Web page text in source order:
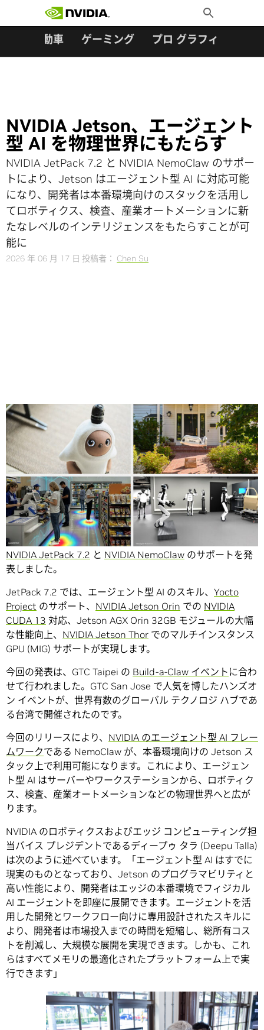
Toggle
Search
自動車 ゲーミング プロ グラフィックス
NVIDIA Jetson、エージェント
型 AI を物理世界にもたらす
NVIDIA JetPack 7.2 と NVIDIA NemoClaw のサポー
トにより、Jetson はエージェント型 AI に対応可能
になり、開発者は本番環境向けのスタックを活用し
てロボティクス、検査、産業オートメーションに新
たなレベルのインテリジェンスをもたらすことが可
能に
2026 年 06 月 17 日 投稿者： Chen Su
Share
エージェント型 AI が物理世界へと広がり始めています。
NVIDIA はCOMPUTEX において、NVIDIA Jetson
NVIDIA JetPack 7.2 と NVIDIA NemoClaw のサポートを発
表しました。
JetPack 7.2 では、エージェント型 AI のスキル、 Yocto
Project のサポート、 NVIDIA Jetson Orin での NVIDIA
CUDA 13 対応、Jetson AGX Orin 32GB モジュールの大幅
な性能向上、 NVIDIA Jetson Thor でのマルチインスタンス
GPU (MIG) サポートが実現します。
今回の発表は、GTC Taipei の Build-a-Claw イベント に合わ
せて行われました。GTC San Jose で人気を博したハンズオ
ン イベントが、世界有数のグローバル テクノロジ ハブであ
る台湾で開催されたのです。
今回のリリースにより、 NVIDIA のエージェント型 AI フレー
ムワークである NemoClaw が、本番環境向けの Jetson ス
タック上で利用可能になります。これにより、エージェン
ト型 AI はサーバーやワークステーションから、ロボティク
ス、検査、産業オートメーションなどの物理世界へと広が
ります。
NVIDIA のロボティクスおよびエッジ コンピューティング担
当バイス プレジデントであるディープゥ タラ (Deepu Talla)
は次のように述べています。「エージェント型 AI はすでに
現実のものとなっており、Jetson のプログラマビリティと
高い性能により、開発者はエッジの本番環境でフィジカル
AI エージェントを即座に展開できます。エージェントを活
用した開発とワークフロー向けに専用設計されたスキルに
より、開発者は市場投入までの時間を短縮し、総所有コス
トを削減し、大規模な展開を実現できます。しかも、これ
らはすべてメモリの最適化されたプラットフォーム上で実
行できます」